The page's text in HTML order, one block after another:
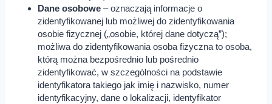
Dane osobowe – oznaczają informacje o
zidentyfikowanej lub możliwej do zidentyfikowania
osobie fizycznej („osobie, której dane dotyczą”);
możliwa do zidentyfikowania osoba fizyczna to osoba,
którą można bezpośrednio lub pośrednio
zidentyfikować, w szczególności na podstawie
identyfikatora takiego jak imię i nazwisko, numer
identyfikacyjny, dane o lokalizacji, identyfikator